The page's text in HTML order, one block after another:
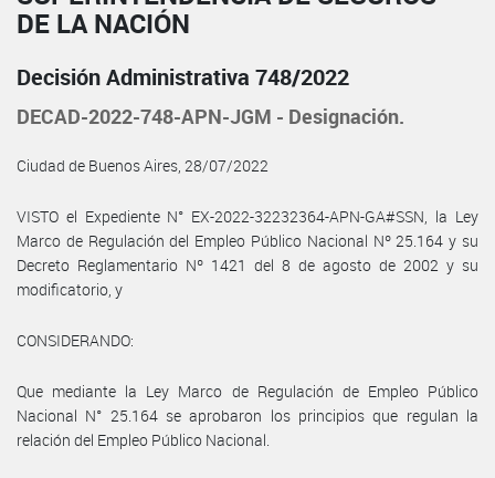
DE LA NACIÓN
Decisión Administrativa 748/2022
DECAD-2022-748-APN-JGM - Designación.
Ciudad de Buenos Aires, 28/07/2022
VISTO el Expediente N° EX-2022-32232364-APN-GA#SSN, la Ley
Marco de Regulación del Empleo Público Nacional Nº 25.164 y su
Decreto Reglamentario Nº 1421 del 8 de agosto de 2002 y su
modificatorio, y
CONSIDERANDO:
Que mediante la Ley Marco de Regulación de Empleo Público
Nacional N° 25.164 se aprobaron los principios que regulan la
relación del Empleo Público Nacional.